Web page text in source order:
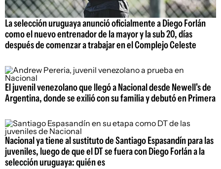
La selección uruguaya anunció oficialmente a Diego Forlán
como el nuevo entrenador de la mayor y la sub 20, días
después de comenzar a trabajar en el Complejo Celeste
El juvenil venezolano que llegó a Nacional desde Newell's de
Argentina, donde se exilió con su familia y debutó en Primera
Nacional ya tiene al sustituto de Santiago Espasandín para las
juveniles, luego de que el DT se fuera con Diego Forlán a la
selección uruguaya: quién es